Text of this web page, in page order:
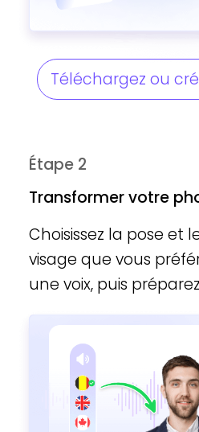
Téléchargez ou
Étape 2
Transformer votre
Choisissez la pose et
visage que vous
une voix, puis